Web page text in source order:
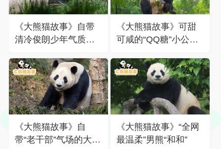
《大熊猫故事》自带
清冷俊朗少年气质
《大熊猫故事》可甜
可咸的“QQ糖”小公
《大熊猫故事》自
带“老干部”气场的大熊
《大熊猫故事》“全网
最温柔”男熊“和和”